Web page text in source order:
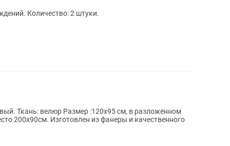
Количество: 2 штуки.
Ткань: велюр Размер :120х95 см, в разложенном
200х90см. Изготовлен из фанеры и качественного